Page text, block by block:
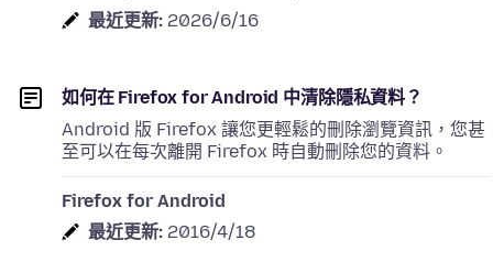
最近更新: 2026/6/16
如何在 Firefox for Android 中清除隱私資料？
Android 版 Firefox 讓您更輕鬆的刪除瀏覽資訊，您甚
至可以在每次離開 Firefox 時自動刪除您的資料。
Firefox for Android
最近更新: 2016/4/18